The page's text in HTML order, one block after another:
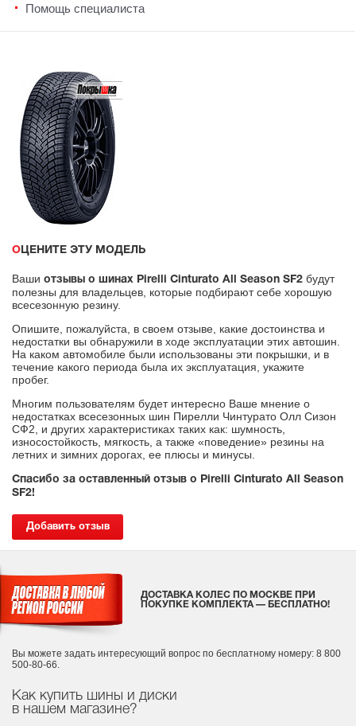
Помощь специалиста
ОЦЕНИТЕ ЭТУ МОДЕЛЬ
Ваши отзывы о шинах Pirelli Cinturato All Season SF2 будут
полезны для владельцев, которые подбирают себе хорошую
всесезонную резину.
Опишите, пожалуйста, в своем отзыве, какие достоинства и
недостатки вы обнаружили в ходе эксплуатации этих автошин.
На каком автомобиле были использованы эти покрышки, и в
течение какого периода была их эксплуатация, укажите
пробег.
Многим пользователям будет интересно Ваше мнение о
недостатках всесезонных шин Пирелли Чинтурато Олл Сизон
СФ2, и других характеристиках таких как: шумность,
износостойкость, мягкость, а также «поведение» резины на
летних и зимних дорогах, ее плюсы и минусы.
Спасибо за оставленный отзыв о Pirelli Cinturato All Season
SF2!
Добавить отзыв
Как купить шины и диски
в нашем магазине?
ДОСТАВКА КОЛЕС ПО МОСКВЕ ПРИ
ПОКУПКЕ КОМПЛЕКТА — БЕСПЛАТНО!
Вы можете задать интересующий вопрос по бесплатному номеру: 8 800
500-80-66.